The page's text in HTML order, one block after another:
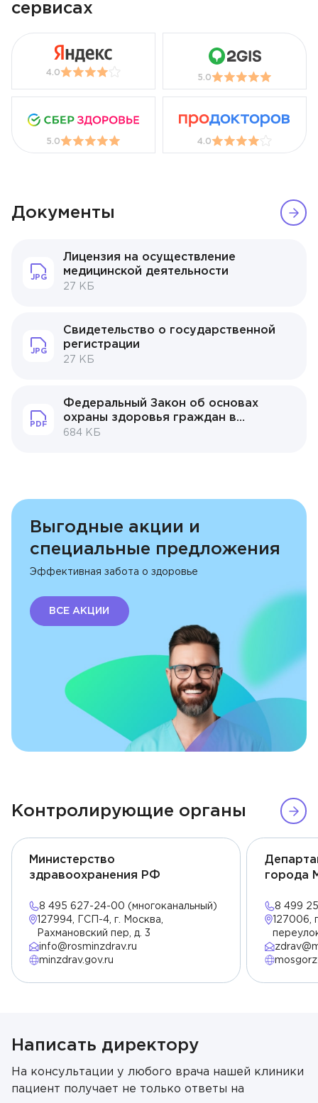
сервисах
4.0
5.0
5.0 4.0
Документы
JPG
Лицензия на осуществление
медицинской деятельности
27 КБ
JPG
Свидетельство о государственной
регистрации
27 КБ
PDF
Федеральный Закон об основах
охраны здоровья граждан в
Российской Федерации N 323-ФЗ1
684 КБ
Выгодные акции и
специальные предложения
Эффективная забота о здоровье
ВСЕ АКЦИИ
Контролирующие органы
Министерство
здравоохранения РФ
8 495 627-24-00 (многоканальный)
127994, ГСП-4, г. Москва,
Рахмановский пер, д. 3
info@rosminzdrav.ru
minzdrav.gov.ru
города
8 499
127006,
Написать директору
На консультации у любого врача нашей клиники
пациент получает не только ответы на